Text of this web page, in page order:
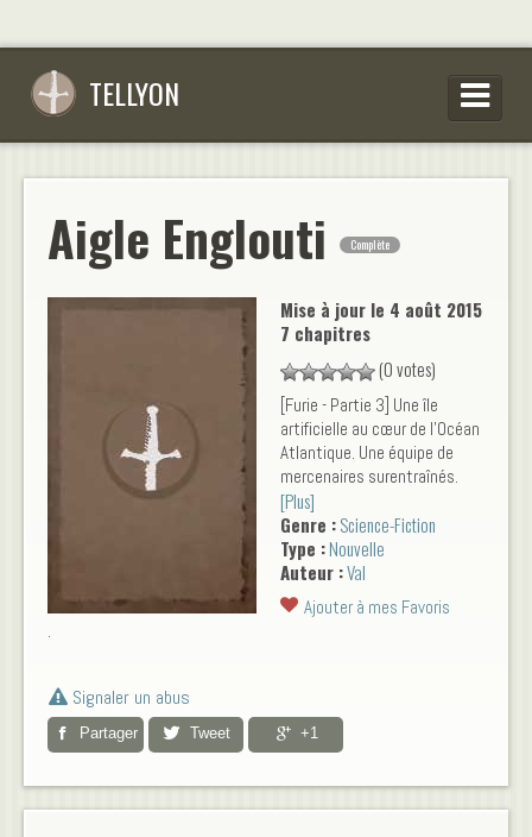
TELLYON
SE CONNECTER
S’INSCRIRE
CONSEILS D’ÉCRITURES
Aigle Englouti Complète
Mise à jour le 4 août 2015
7 chapitres
(0 votes)
[Furie - Partie 3] Une île
artificielle au cœur de l'Océan
Atlantique. Une équipe de
mercenaires surentraînés.
Des complots économiques.
Une technologie qui pourrait
changer le monde. Léa
Fontaine en pleine remise en
question. Des fusillades et
des explosions, bien sûr.
[Plus]
Genre :Science-Fiction
Type :Nouvelle
Auteur :Val
Ajouter à mes Favoris
Signaler un abus
Partager Tweet +1